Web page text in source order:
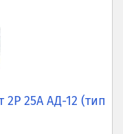
25А АД-12 (тип